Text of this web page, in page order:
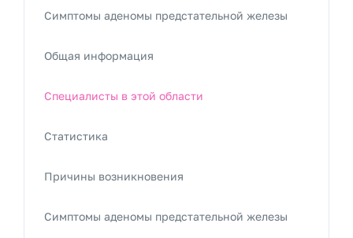
Симптомы аденомы предстательной железы
Общая информация
Специалисты в этой области
Статистика
Причины возникновения
Симптомы аденомы предстательной железы